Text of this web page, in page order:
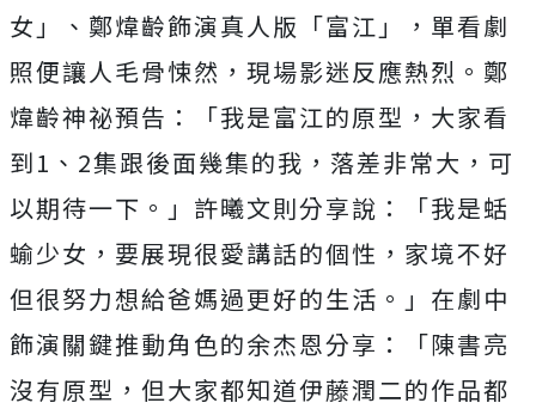
女」、鄭煒齡飾演真人版「富江」， 單看劇
照便讓人毛骨悚然，現場影迷反應熱烈。鄭
煒齡神祕預告：「我是富江的原型，大家看
到1、2集跟後面幾集的我，落差非常大， 可
以期待一下。」許曦文則分享說：「我是蛞
蝓少女， 要展現很愛講話的個性，家境不好
但很努力想給爸媽過更好的生活。 」在劇中
飾演關鍵推動角色的余杰恩分享：「陳書亮
沒有原型， 但大家都知道伊藤潤二的作品都